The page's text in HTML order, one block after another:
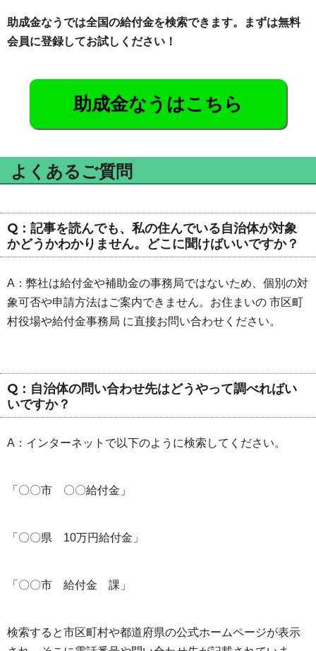
助成金なうでは全国の給付金を検索できます。まずは無料
会員に登録してお試しください！
助成金なうはこちら
よくあるご質問
Q：記事を読んでも、私の住んでいる自治体が対象
かどうかわかりません。どこに聞けばいいですか？
A：弊社は給付金や補助金の事務局ではないため、個別の対
象可否や申請方法はご案内できません。お住まいの 市区町
村役場や給付金事務局 に直接お問い合わせください。
Q：自治体の問い合わせ先はどうやって調べればい
いですか？
A：インターネットで以下のように検索してください。
「〇〇市 〇〇給付金」
「〇〇県 10万円給付金」
「〇〇市 給付金 課」
検索すると市区町村や都道府県の公式ホームページが表示